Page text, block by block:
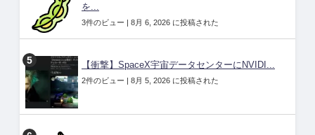
を...
3件のビュー | 8月 6, 2026 に投稿された
【衝撃】SpaceX宇宙データセンターにNVIDI...
2件のビュー | 8月 5, 2026 に投稿された